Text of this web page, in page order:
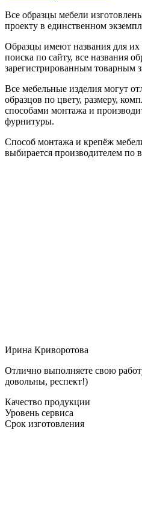
Все образцы мебели
проекту в единственном
Образцы имеют названия для их
поиска по сайту, все названия
зарегистрированным товарным
Все мебельные изделия могут
образцов по цвету, размеру,
способами монтажа и
фурнитуры.
Способ монтажа и крепёж
выбирается производителем по
Ирина Криворотова
Отлично выполняете свою
довольны, респект!)
Качество продукции
Уровень сервиса
Срок изготовления